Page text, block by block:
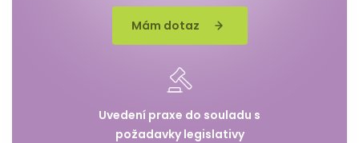
Mám dotaz
Uvedení praxe do souladu s
požadavky legislativy